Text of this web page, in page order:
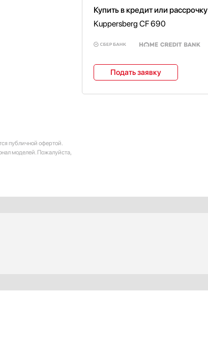
публичной офертой.
моделей. Пожалуйста,
Купить в кредит или рассрочку
Kuppersberg CF 690
Подать заявку